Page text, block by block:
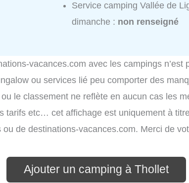
Service camping Vallée de
dimanche : non renseigné
vacances.com avec les campings n’est
ou services lié peu comporter des
le classement ne reflète en aucun cas les
tarifs etc… cet affichage est uniquement à
ou de destinations-vacances.com. Merci de
Ajouter un camping à Thollet